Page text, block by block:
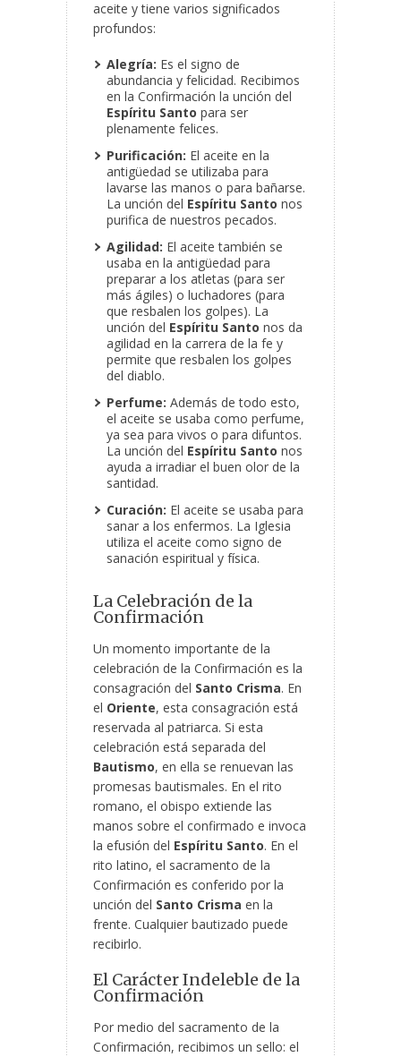
aceite y tiene varios significados
profundos:
Alegría: Es el signo de
abundancia y felicidad. Recibimos
en la Confirmación la unción del
Espíritu Santo para ser
plenamente felices.
Purificación: El aceite en la
antigüedad se utilizaba para
lavarse las manos o para bañarse.
La unción del Espíritu Santo nos
purifica de nuestros pecados.
Agilidad: El aceite también se
usaba en la antigüedad para
preparar a los atletas (para ser
más ágiles) o luchadores (para
que resbalen los golpes). La
unción del Espíritu Santo nos da
agilidad en la carrera de la fe y
permite que resbalen los golpes
del diablo.
Perfume: Además de todo esto,
el aceite se usaba como perfume,
ya sea para vivos o para difuntos.
La unción del Espíritu Santo nos
ayuda a irradiar el buen olor de la
santidad.
Curación: El aceite se usaba para
sanar a los enfermos. La Iglesia
utiliza el aceite como signo de
sanación espiritual y física.
La Celebración de la
Confirmación
Un momento importante de la
celebración de la Confirmación es la
consagración del Santo Crisma. En
el Oriente, esta consagración está
reservada al patriarca. Si esta
celebración está separada del
Bautismo, en ella se renuevan las
promesas bautismales. En el rito
romano, el obispo extiende las
manos sobre el confirmado e invoca
la efusión del Espíritu Santo. En el
rito latino, el sacramento de la
Confirmación es conferido por la
unción del Santo Crisma en la
frente. Cualquier bautizado puede
recibirlo.
El Carácter Indeleble de la
Confirmación
Por medio del sacramento de la
Confirmación, recibimos un sello: el